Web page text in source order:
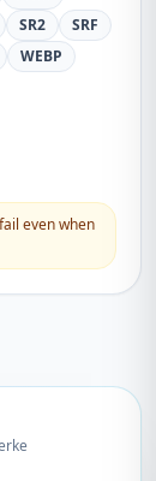
SR2
SRF
WEBP
even when